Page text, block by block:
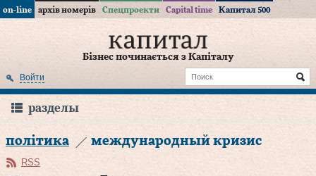
on-line архів номерів Спецпроекти Capital time Капитал 500
Бізнес починається з Капіталу
Войти
разделы
політика международный кризис
RSS